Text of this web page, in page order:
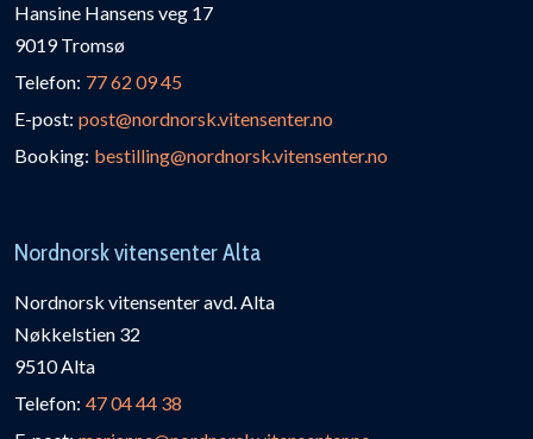
Hansine Hansens veg 17
9019 Tromsø
Telefon: 77 62 09 45
E-post: post@nordnorsk.vitensenter.no
Booking: bestilling@nordnorsk.vitensenter.no
Nordnorsk vitensenter Alta
Nordnorsk vitensenter avd. Alta
Nøkkelstien 32
9510 Alta
Telefon: 47 04 44 38